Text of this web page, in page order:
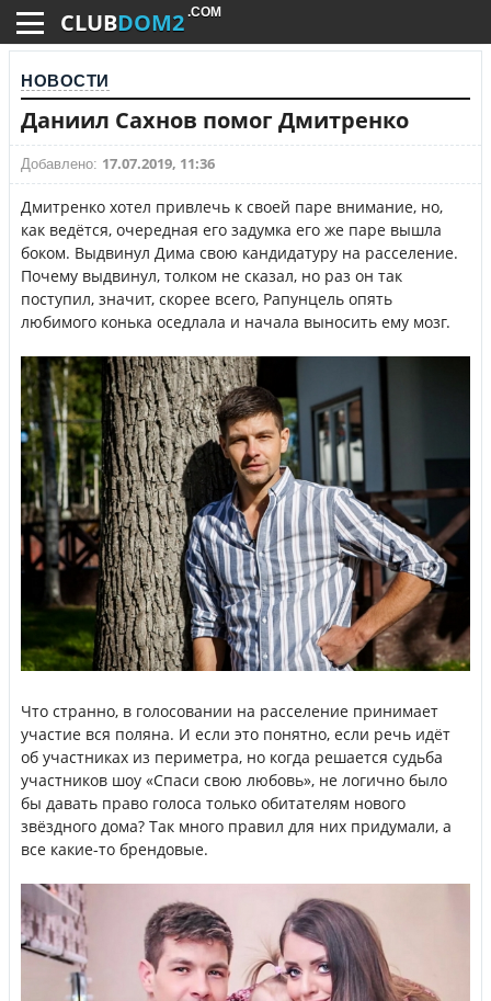
CLUBDOM2 .COM
НОВОСТИ
Даниил Сахнов помог Дмитренко
Добавлено: 17.07.2019, 11:36
Дмитренко хотел привлечь к своей паре внимание, но,
как ведётся, очередная его задумка его же паре вышла
боком. Выдвинул Дима свою кандидатуру на расселение.
Почему выдвинул, толком не сказал, но раз он так
поступил, значит, скорее всего, Рапунцель опять
любимого конька оседлала и начала выносить ему мозг.
Что странно, в голосовании на расселение принимает
участие вся поляна. И если это понятно, если речь идёт
об участниках из периметра, но когда решается судьба
участников шоу «Спаси свою любовь», не логично было
бы давать право голоса только обитателям нового
звёздного дома? Так много правил для них придумали, а
все какие-то брендовые.